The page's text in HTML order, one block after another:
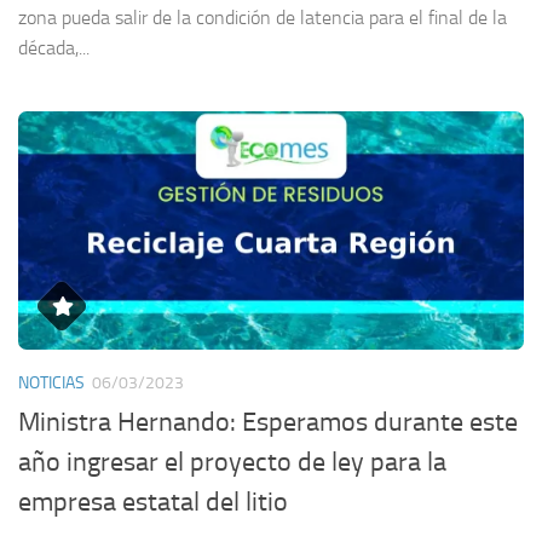
zona pueda salir de la condición de latencia para el final de la
década,...
NOTICIAS 06/03/2023
Ministra Hernando: Esperamos durante este
año ingresar el proyecto de ley para la
empresa estatal del litio